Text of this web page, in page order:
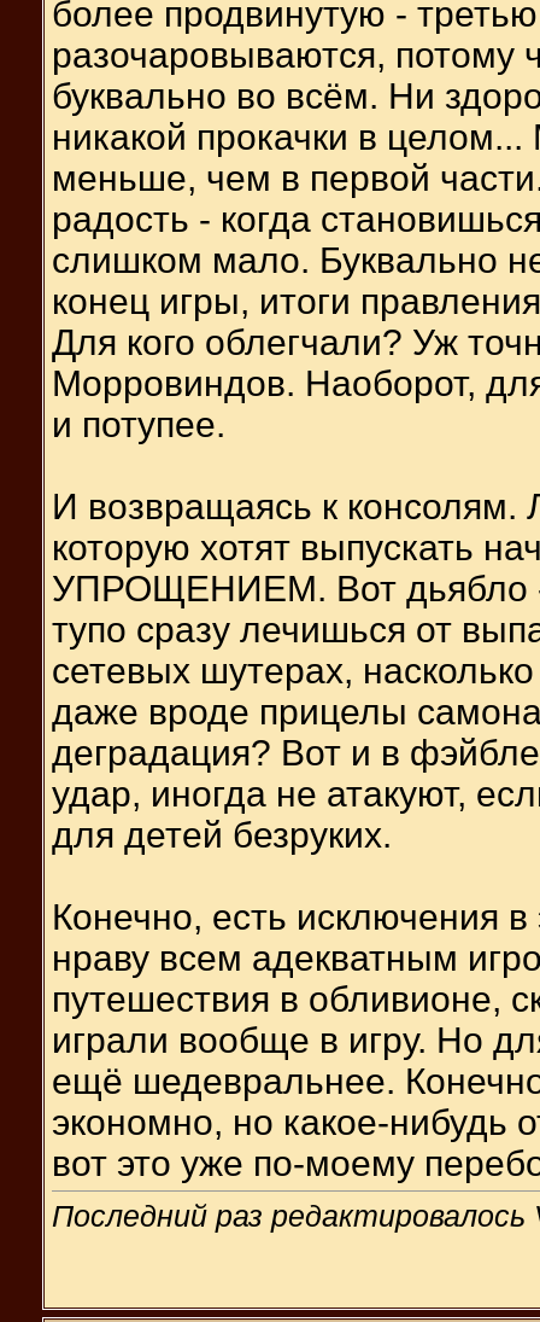
более продвинутую -
разочаровываются, потому
буквально во всём. Ни
никакой прокачки в
меньше, чем в первой
радость - когда
слишком мало. Буквально
конец игры, итоги
Для кого облегчали? Уж
Морровиндов. Наоборот,
и потупее.
И возвращаясь к консолям.
которую хотят выпускать
УПРОЩЕНИЕМ. Вот дьябло -
тупо сразу лечишься от
сетевых шутерах,
даже вроде прицелы
деградация? Вот и в
удар, иногда не атакуют,
для детей безруких.
Конечно, есть исключения
нраву всем адекватным
путешествия в обливионе,
играли вообще в игру. Но
ещё шедевральнее.
экономно, но какое-нибудь
вот это уже по-моему
Последний раз